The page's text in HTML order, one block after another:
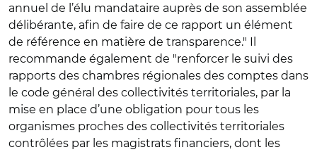
annuel de l’élu mandataire auprès de son assemblée
délibérante, afin de faire de ce rapport un élément
de référence en matière de transparence." Il
recommande également de "renforcer le suivi des
rapports des chambres régionales des comptes dans
le code général des collectivités territoriales, par la
mise en place d’une obligation pour tous les
organismes proches des collectivités territoriales
contrôlées par les magistrats financiers, dont les